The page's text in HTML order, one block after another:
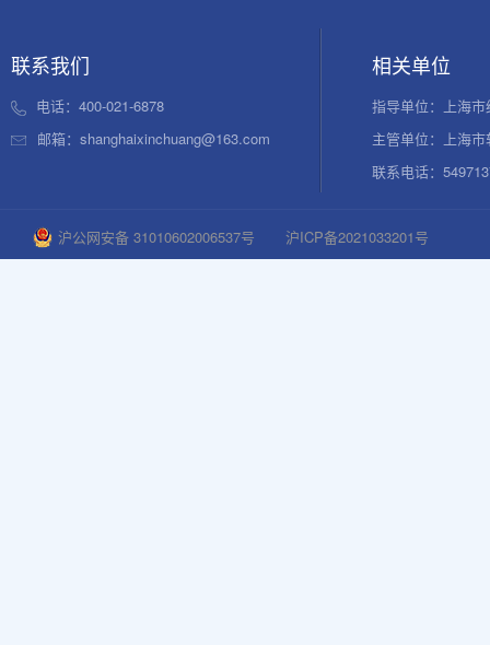
联系我们
电话：400-021-6878
邮箱：shanghaixinchuang@163.com
相关单位
指导单位：上海
主管单位：上海
联系电话：
沪公网安备 31010602006537号 沪ICP备2021033201号